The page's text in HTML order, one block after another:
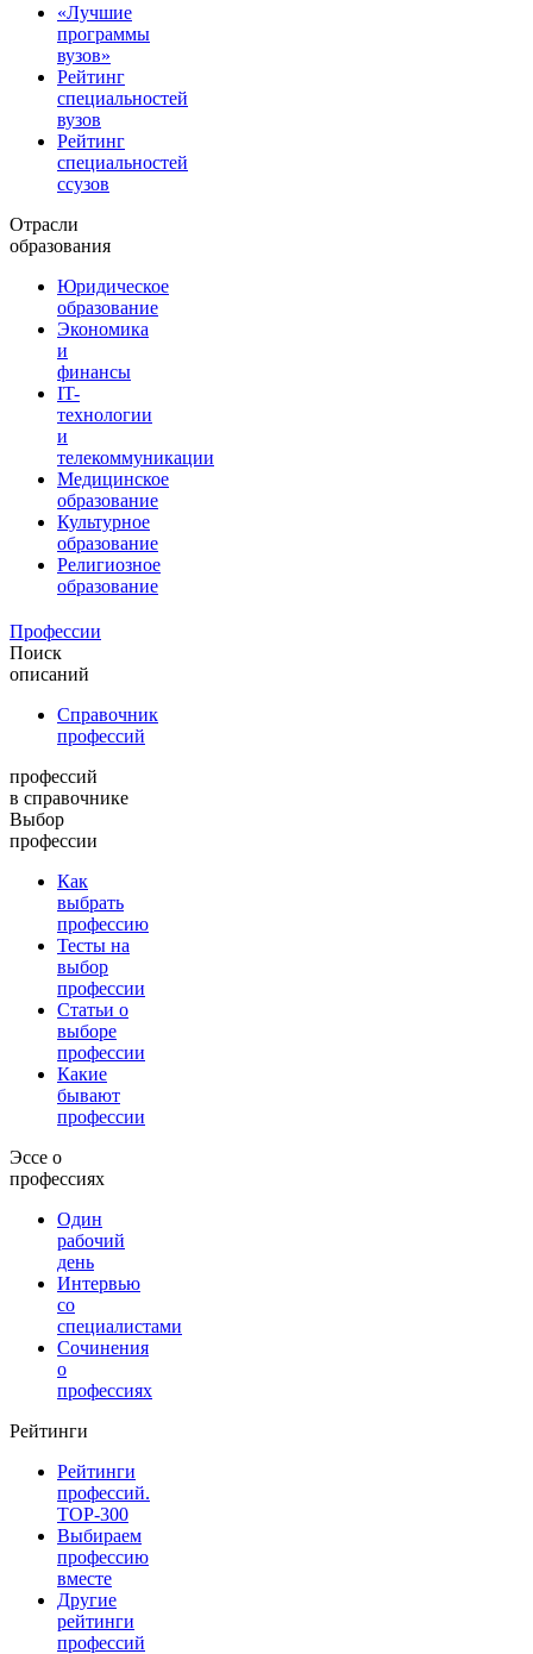
«Лучшие
программы
вузов»
Рейтинг
специальностей
вузов
Рейтинг
специальностей
ссузов
Отрасли
образования
Юридическое
образование
Экономика
и
финансы
IT-
технологии
и
телекоммуникации
Медицинское
образование
Культурное
образование
Религиозное
образование
Профессии
Поиск
описаний
Справочник
профессий
профессий
в справочнике
Выбор
профессии
Как
выбрать
профессию
Тесты на
выбор
профессии
Статьи о
выборе
профессии
Какие
бывают
профессии
Эссе о
профессиях
Один
рабочий
день
Интервью
со
специалистами
Сочинения
о
профессиях
Рейтинги
Рейтинги
профессий.
TOP-300
Выбираем
профессию
вместе
Другие
рейтинги
профессий